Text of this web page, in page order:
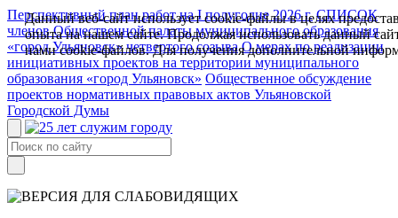
Перспективный план работ на I полугодие 2026 г. СПИСОК
членов Общественной палаты муниципального образования
«город Ульяновск» четвертого созыва О мерах по реализации
инициативных проектов на территории муниципального
образования «город Ульяновск» Общественное обсуждение
проектов нормативных правовых актов Ульяновской
Городской Думы
Данный веб-сайт использует cookie-файлы в целях
опыта на нашем сайте. Продолжая использовать данный
нами cookie-файлов. Для получения дополнительной